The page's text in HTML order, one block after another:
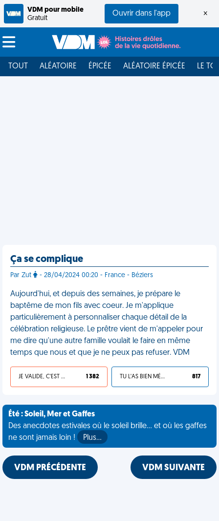
VDM pour mobile
Gratuit
Ouvrir dans l'app ×
TOUT ALÉATOIRE ÉPICÉE ALÉATOIRE ÉPICÉE LE
Ça se complique
Par Zut - 28/04/2024 00:20 - France - Béziers
Aujourd'hui, et depuis des semaines, je prépare le
baptême de mon fils avec coeur. Je m'applique
particulièrement à personnaliser chaque détail de la
célébration religieuse. Le prêtre vient de m'appeler pour
me dire qu'une autre famille voulait le faire en même
temps que nous et que je ne peux pas refuser. VDM
JE VALIDE, C'EST UNE VDM 1 382 TU L'AS BIEN MÉRITÉ 817
Été : Soleil, Mer et Gaffes
Des anecdotes estivales où le soleil brille... et où les gaffes
ne sont jamais loin !
Plus…
VDM PRÉCÉDENTE VDM SUIVANTE